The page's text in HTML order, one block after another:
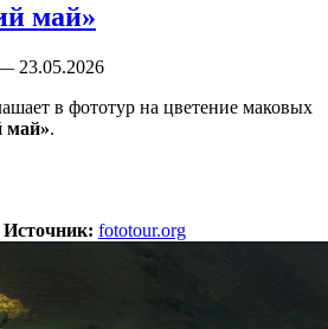
май»
23.05.2026
в фототур на цветение маковых
май».
Источник: fototour.org